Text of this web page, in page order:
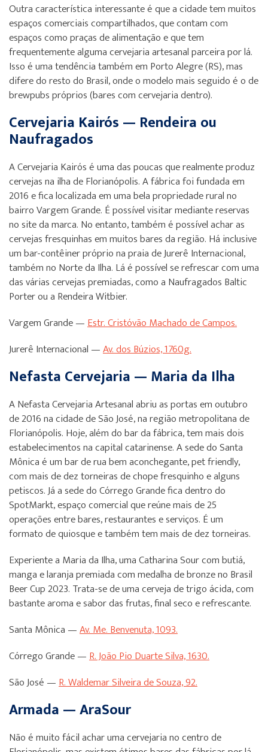
Outra característica interessante é que a cidade tem muitos
espaços comerciais compartilhados, que contam com
espaços como praças de alimentação e que tem
frequentemente alguma cervejaria artesanal parceira por lá.
Isso é uma tendência também em Porto Alegre (RS), mas
difere do resto do Brasil, onde o modelo mais seguido é o de
brewpubs próprios (bares com cervejaria dentro).
Cervejaria Kairós — Rendeira ou
Naufragados
A Cervejaria Kairós é uma das poucas que realmente produz
cervejas na ilha de Florianópolis. A fábrica foi fundada em
2016 e fica localizada em uma bela propriedade rural no
bairro Vargem Grande. É possível visitar mediante reservas
no site da marca. No entanto, também é possível achar as
cervejas fresquinhas em muitos bares da região. Há inclusive
um bar-contêiner próprio na praia de Jurerê Internacional,
também no Norte da Ilha. Lá é possível se refrescar com uma
das várias cervejas premiadas, como a Naufragados Baltic
Porter ou a Rendeira Witbier.
Vargem Grande —Estr. Cristóvão Machado de Campos.
Jurerê Internacional —Av. dos Búzios, 1760g.
Nefasta Cervejaria — Maria da Ilha
A Nefasta Cervejaria Artesanal abriu as portas em outubro
de 2016 na cidade de São José, na região metropolitana de
Florianópolis. Hoje, além do bar da fábrica, tem mais dois
estabelecimentos na capital catarinense. A sede do Santa
Mônica é um bar de rua bem aconchegante, pet friendly,
com mais de dez torneiras de chope fresquinho e alguns
petiscos. Já a sede do Córrego Grande fica dentro do
SpotMarkt, espaço comercial que reúne mais de 25
operações entre bares, restaurantes e serviços. É um
formato de quiosque e também tem mais de dez torneiras.
Experiente a Maria da Ilha, uma Catharina Sour com butiá,
manga e laranja premiada com medalha de bronze no Brasil
Beer Cup 2023. Trata-se de uma cerveja de trigo ácida, com
bastante aroma e sabor das frutas, final seco e refrescante.
Santa Mônica —Av. Me. Benvenuta, 1093.
Córrego Grande —R. João Pio Duarte Silva, 1630.
São José —R. Waldemar Silveira de Souza, 92.
Armada — AraSour
Não é muito fácil achar uma cervejaria no centro de